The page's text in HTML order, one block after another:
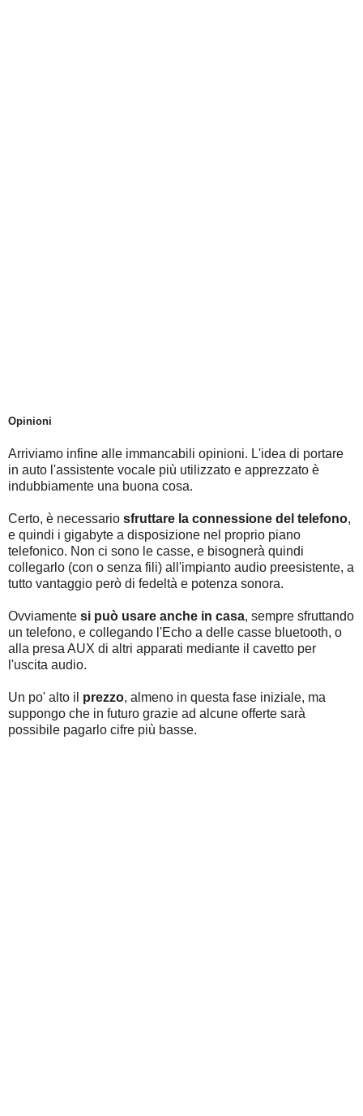
Opinioni
Arriviamo infine alle immancabili opinioni. L'idea di portare
in auto l'assistente vocale più utilizzato e apprezzato è
indubbiamente una buona cosa.
Certo, è necessario sfruttare la connessione del telefono,
e quindi i gigabyte a disposizione nel proprio piano
telefonico. Non ci sono le casse, e bisognerà quindi
collegarlo (con o senza fili) all'impianto audio preesistente, a
tutto vantaggio però di fedeltà e potenza sonora.
Ovviamente si può usare anche in casa, sempre sfruttando
un telefono, e collegando l'Echo a delle casse bluetooth, o
alla presa AUX di altri apparati mediante il cavetto per
l'uscita audio.
Un po' alto il prezzo, almeno in questa fase iniziale, ma
suppongo che in futuro grazie ad alcune offerte sarà
possibile pagarlo cifre più basse.